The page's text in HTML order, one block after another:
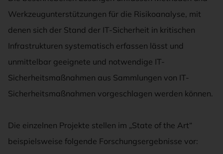
Werkzeugunterstützungen für die Risikoanalyse, mit
denen sich der Stand der IT-Sicherheit in kritischen
Infrastrukturen systematisch erfassen lässt und
unmittelbar geeignete und notwendige IT-
Sicherheitsmaßnahmen aus Sammlungen von IT-
Sicherheitsmaßnahmen vorgeschlagen werden können.
Die einzelnen Projekte stellen im „State of the Art“
beispielsweise folgende Forschungsergebnisse vor: